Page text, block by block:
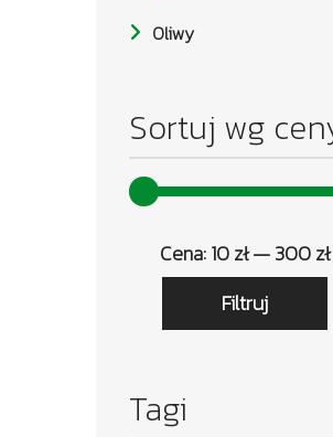
Oliwy
Sortuj wg
Filtruj
Cena:10 zł—300 zł
Tagi